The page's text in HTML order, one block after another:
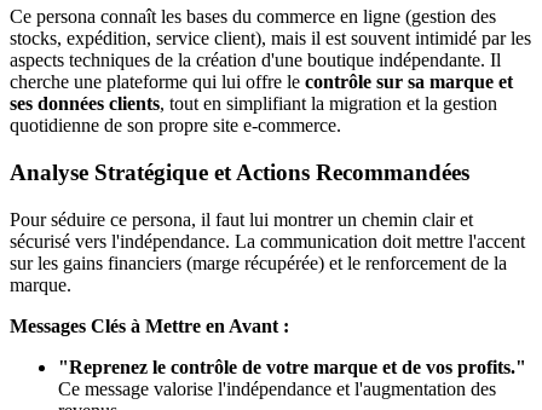
Ce persona connaît les bases du commerce en ligne (gestion des
stocks, expédition, service client), mais il est souvent intimidé par les
aspects techniques de la création d'une boutique indépendante. Il
cherche une plateforme qui lui offre le contrôle sur sa marque et
ses données clients, tout en simplifiant la migration et la gestion
quotidienne de son propre site e-commerce.
Analyse Stratégique et Actions Recommandées
Pour séduire ce persona, il faut lui montrer un chemin clair et
sécurisé vers l'indépendance. La communication doit mettre l'accent
sur les gains financiers (marge récupérée) et le renforcement de la
marque.
Messages Clés à Mettre en Avant :
"Reprenez le contrôle de votre marque et de vos profits."
Ce message valorise l'indépendance et l'augmentation des